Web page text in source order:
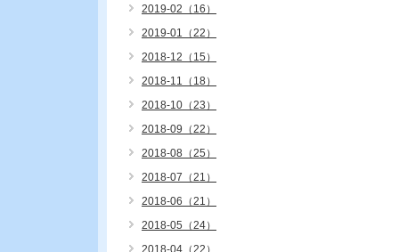
2019-02（16）
2019-01（22）
2018-12（15）
2018-11（18）
2018-10（23）
2018-09（22）
2018-08（25）
2018-07（21）
2018-06（21）
2018-05（24）
2018-04（22）